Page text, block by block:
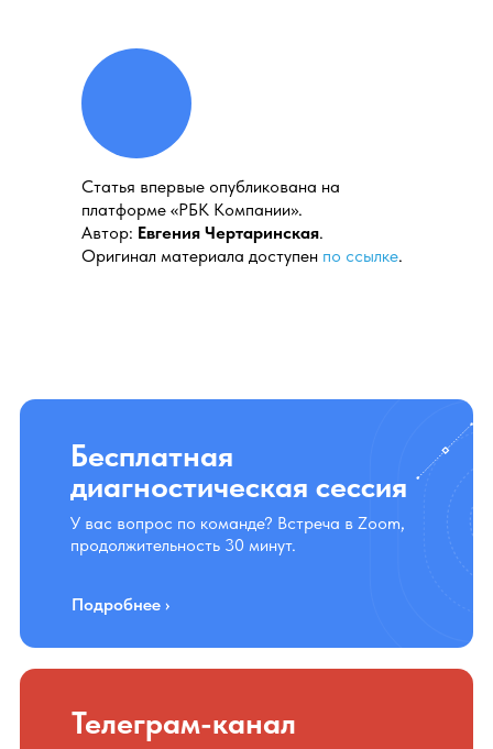
Cтатья впервые опубликована на
платформе «РБК Компании».
Автор: Евгения Чертаринская.
Оригинал материала доступен по ссылке.
Телеграм-канал
У вас вопрос по команде? Встреча в Zoom,
продолжительность 30 минут.
Бесплатная
диагностическая сессия
Подробнее ›